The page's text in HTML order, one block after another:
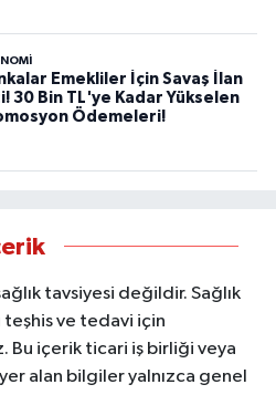
Emekliler İçin Savaş İlan
30 Bin TL'ye Kadar Yükselen
Ödemeleri!
tavsiyesi değildir. Sağlık
ve tedavi için
Bu içerik ticari iş birliği veya
alan bilgiler yalnızca genel